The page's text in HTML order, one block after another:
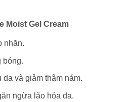
Moist Gel Cream
nhăn.
bóng.
da và giảm thâm nám.
ngừa lão hóa da.